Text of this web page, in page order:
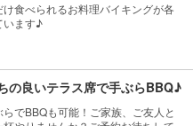
食べられるお料理バイキングが各
います♪
の良いテラス席で手ぶらBBQ♪
でBBQも可能！ご家族、ご友人と